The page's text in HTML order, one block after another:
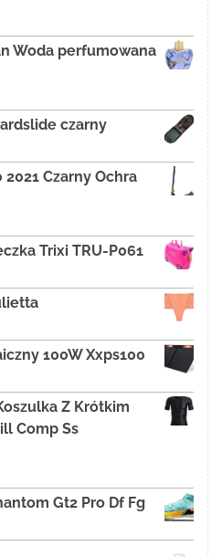
Woda perfumowana
czarny
Czarny Ochra
Trixi TRU-P061
100W Xxps100
Z Krótkim
Comp Ss
Gt2 Pro Df Fg